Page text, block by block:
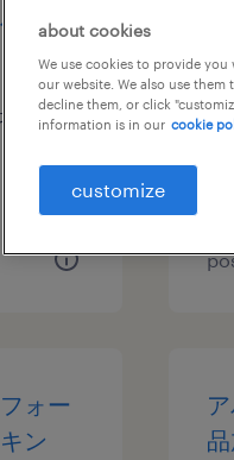
分
県
ォー
ン
about cookies
We use cookies to provide
our website. We also use
decline them, or click
information is in our cookie
customize